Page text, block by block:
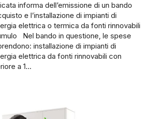
informa dell’emissione di un bando
e l’installazione di impianti di
elettrica o termica da fonti rinnovabili
Nel bando in questione, le spese
installazione di impianti di
elettrica da fonti rinnovabili con
a 1…